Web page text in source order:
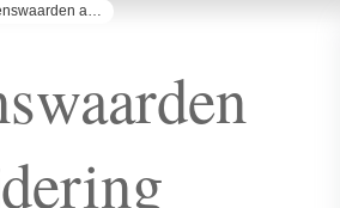
Nieuwe grenswaarden asbestverwijdering